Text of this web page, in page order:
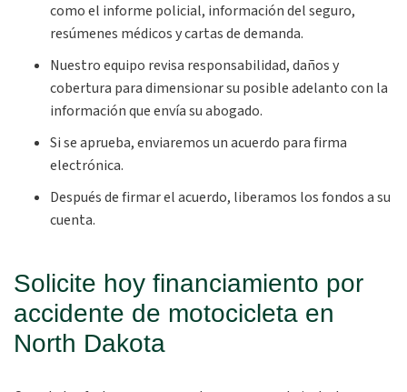
como el informe policial, información del seguro,
resúmenes médicos y cartas de demanda.
Nuestro equipo revisa responsabilidad, daños y
cobertura para dimensionar su posible adelanto con la
información que envía su abogado.
Si se aprueba, enviaremos un acuerdo para firma
electrónica.
Después de firmar el acuerdo, liberamos los fondos a su
cuenta.
Solicite hoy financiamiento por
accidente de motocicleta en
North Dakota